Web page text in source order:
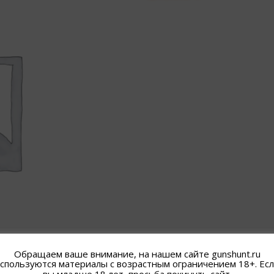
Обращаем ваше внимание, на нашем сайте gunshunt.ru
материалы с возрастным ограничением 18+.